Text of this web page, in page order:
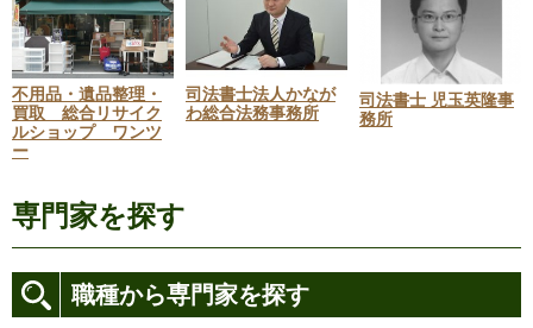
不用品・遺品整理・
買取 総合リサイク
ルショップ ワンツ
ー
司法書士法人かなが
わ総合法務事務所
司法書士 児玉英隆事
務所
専門家を探す
職種から専門家を探す